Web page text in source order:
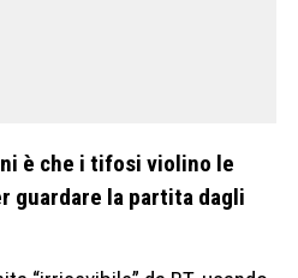
è che i tifosi violino le
guardare la partita dagli